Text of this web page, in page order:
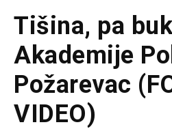
Tišina, pa
Akademije
Požarevac
VIDEO)